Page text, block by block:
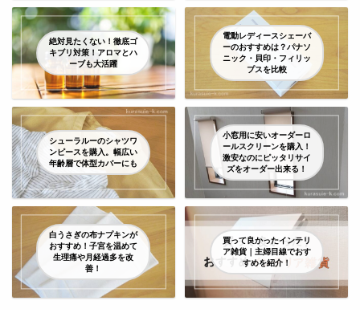
絶対見たくない！徹底ゴ
キブリ対策！アロマとハ
ーブも大活躍
電動レディースシェーバ
ーのおすすめは？パナソ
ニック・貝印・フィリッ
プスを比較
シューラルーのシャツワ
ンピースを購入。幅広い
年齢層で体型カバーにも
小窓用に安いオーダーロ
ールスクリーンを購入！
激安なのにピッタリサイ
ズをオーダー出来る！
白うさぎの布ナプキンが
おすすめ！子宮を温めて
生理痛や月経過多を改
善！
買って良かったインテリ
ア雑貨｜主婦目線でおす
すめを紹介！